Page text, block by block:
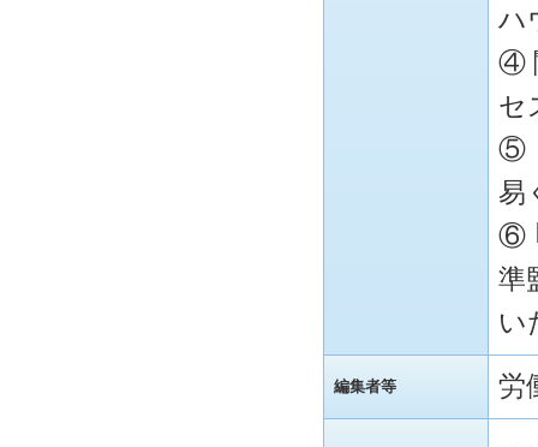
ハ
④
セ
⑤
易
⑥
準
い
編集者等 労